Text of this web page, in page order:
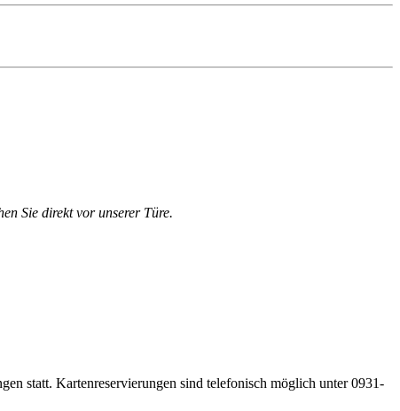
Sie direkt vor unserer Türe.
statt. Kartenreservierungen sind telefonisch möglich unter 0931-